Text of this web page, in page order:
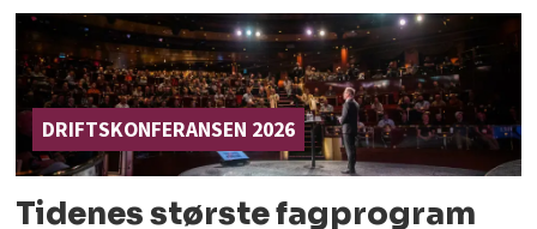
DRIFTSKONFERANSEN 2026
Tidenes største fagprogram